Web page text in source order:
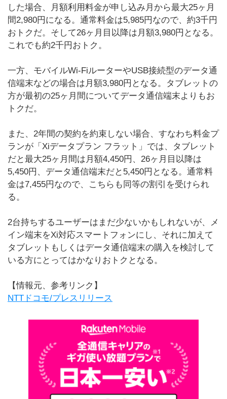
した場合、月額利用料金が申し込み月から最大25ヶ月
間2,980円になる。通常料金は5,985円なので、約3千円
おトクだ。そして26ヶ月目以降は月額3,980円となる。
これでも約2千円おトク。
一方、モバイルWi-FiルーターやUSB接続型のデータ通
信端末などの場合は月額3,980円となる。タブレットの
方が最初の25ヶ月間についてデータ通信端末よりもお
トクだ。
また、2年間の契約を約束しない場合、すなわち料金プ
ランが「Xiデータプラン フラット」では、タブレット
だと最大25ヶ月間は月額4,450円、26ヶ月目以降は
5,450円、データ通信端末だと5,450円となる。通常料
金は7,455円なので、こちらも同等の割引を受けられ
る。
2台持ちするユーザーはまだ少ないかもしれないが、メ
イン端末をXi対応スマートフォンにし、それに加えて
タブレットもしくはデータ通信端末の購入を検討して
いる方にとってはかなりおトクとなる。
【情報元、参考リンク】
NTTドコモ/プレスリリース